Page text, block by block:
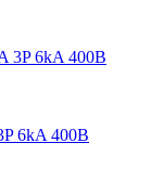
6kA 400В